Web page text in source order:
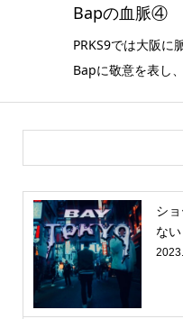
Bapの血脈④
PRKS9では大阪に
Bapに敬意を表し
シ
な